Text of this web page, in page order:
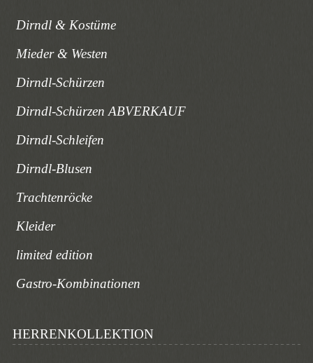
Dirndl & Kostüme
Mieder & Westen
Dirndl-Schürzen
Dirndl-Schürzen ABVERKAUF
Dirndl-Schleifen
Dirndl-Blusen
Trachtenröcke
Kleider
limited edition
Gastro-Kombinationen
HERRENKOLLEKTION